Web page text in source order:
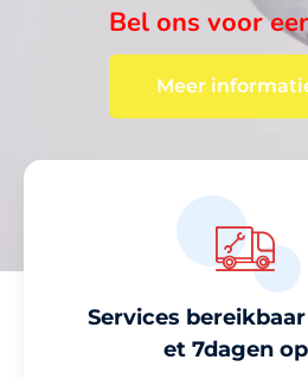
wij vinden altijd
Services
et 7dagen